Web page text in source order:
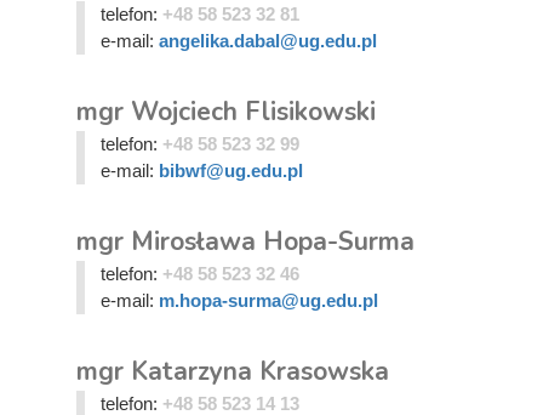
telefon: +48 58 523 32 81
e-mail: angelika.dabal@ug.edu.pl
mgr Wojciech Flisikowski
telefon: +48 58 523 32 99
e-mail: bibwf@ug.edu.pl
mgr Mirosława Hopa-Surma
telefon: +48 58 523 32 46
e-mail: m.hopa-surma@ug.edu.pl
mgr Katarzyna Krasowska
telefon: +48 58 523 14 13